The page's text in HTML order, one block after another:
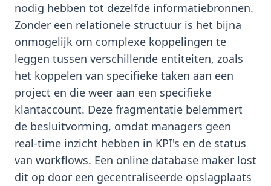
nodig hebben tot dezelfde informatiebronnen.
Zonder een relationele structuur is het bijna
onmogelijk om complexe koppelingen te
leggen tussen verschillende entiteiten, zoals
het koppelen van specifieke taken aan een
project en die weer aan een specifieke
klantaccount. Deze fragmentatie belemmert
de besluitvorming, omdat managers geen
real-time inzicht hebben in KPI's en de status
van workflows. Een online database maker lost
dit op door een gecentraliseerde opslagplaats